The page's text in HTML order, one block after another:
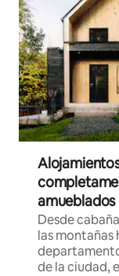
amueblados
Desde
las
de la ciudad,